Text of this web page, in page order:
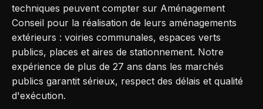
techniques peuvent compter sur Aménagement
Conseil pour la réalisation de leurs aménagements
extérieurs : voiries communales, espaces verts
publics, places et aires de stationnement. Notre
expérience de plus de 27 ans dans les marchés
publics garantit sérieux, respect des délais et qualité
d'exécution.